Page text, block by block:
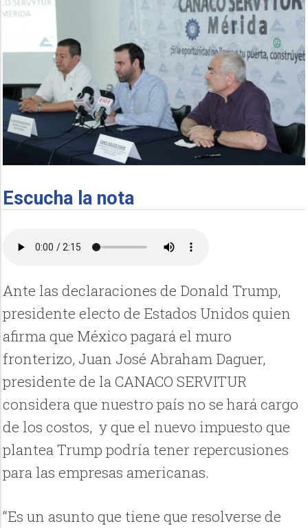
Escucha la nota
Ante las declaraciones de Donald Trump,
presidente electo de Estados Unidos quien
afirma que México pagará el muro
fronterizo, Juan José Abraham Daguer,
presidente de la CANACO SERVITUR
considera que nuestro país no se hará cargo
de los costos, y que el nuevo impuesto que
plantea Trump podría tener repercusiones
para las empresas americanas.
“Es un asunto que tiene que resolverse de